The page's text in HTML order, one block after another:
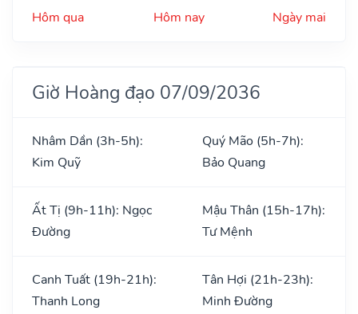
Hôm qua Hôm nay Ngày mai
Giờ Hoàng đạo 07/09/2036
Nhâm Dần (3h-5h):
Kim Quỹ
Quý Mão (5h-7h):
Bảo Quang
Ất Tị (9h-11h): Ngọc
Đường
Mậu Thân (15h-17h):
Tư Mệnh
Canh Tuất (19h-21h):
Thanh Long
Tân Hợi (21h-23h):
Minh Đường